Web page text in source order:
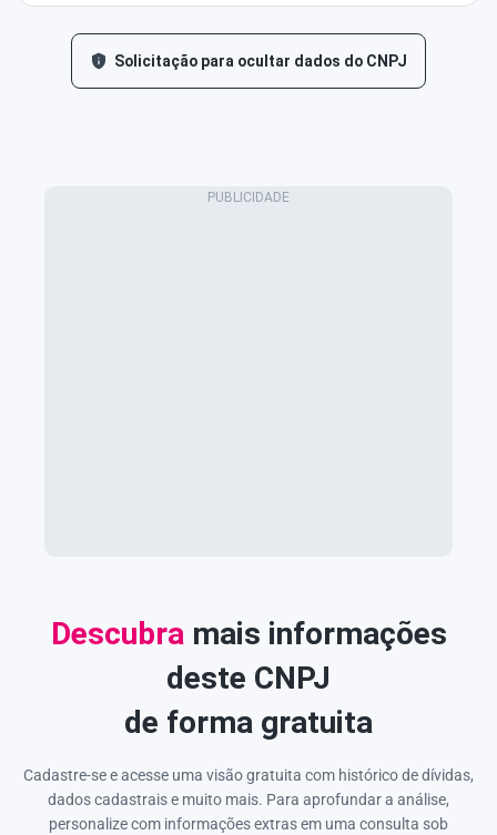
Solicitação para ocultar dados do CNPJ
Descubra mais informações
deste CNPJ
de forma gratuita
Cadastre-se e acesse uma visão gratuita com histórico de dívidas,
dados cadastrais e muito mais. Para aprofundar a análise,
personalize com informações extras em uma consulta sob